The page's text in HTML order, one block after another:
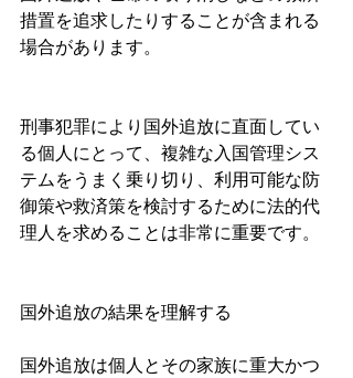
措置を追求したりすることが含まれる
場合があります。
刑事犯罪により国外追放に直面してい
る個人にとって、複雑な入国管理シス
テムをうまく乗り切り、利用可能な防
御策や救済策を検討するために法的代
理人を求めることは非常に重要です。
国外追放の結果を理解する
国外追放は個人とその家族に重大かつ